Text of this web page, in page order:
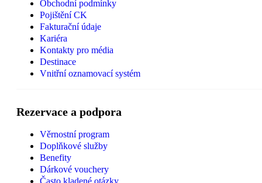
Obchodní podmínky
Pojištění CK
Fakturační údaje
Kariéra
Kontakty pro média
Destinace
Vnitřní oznamovací systém
Rezervace a podpora
Věrnostní program
Doplňkové služby
Benefity
Dárkové vouchery